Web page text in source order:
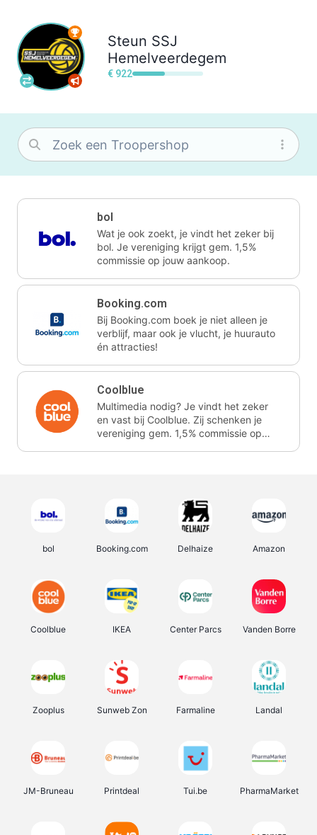
Steun SSJ
Hemelveerdegem
€ 922
bol
Wat je ook zoekt, je vindt het zeker bij
bol. Je vereniging krijgt gem. 1,5%
commissie op jouw aankoop.
Booking.com
Bij Booking.com boek je niet alleen je
verblijf, maar ook je vlucht, je huurauto
én attracties!
Coolblue
Multimedia nodig? Je vindt het zeker
en vast bij Coolblue. Zij schenken je
vereniging gem. 1,5% commissie op
bol Booking.com Delhaize Amazon
Coolblue IKEA Center Parcs Vanden Borre
Zooplus Sunweb Zon Farmaline Landal
JM-Bruneau Printdeal Tui.be PharmaMarket